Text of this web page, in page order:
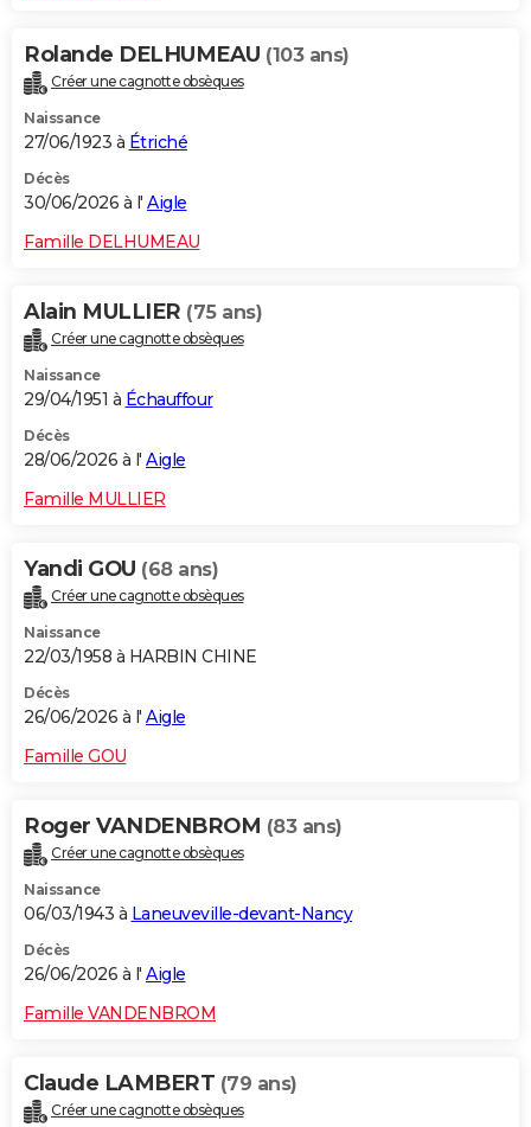
Rolande DELHUMEAU (103 ans)
Créer une cagnotte obsèques
Naissance
27/06/1923 à Étriché
Décès
30/06/2026 à l' Aigle
Famille DELHUMEAU
Alain MULLIER (75 ans)
Créer une cagnotte obsèques
Naissance
29/04/1951 à Échauffour
Décès
28/06/2026 à l' Aigle
Famille MULLIER
Yandi GOU (68 ans)
Créer une cagnotte obsèques
Naissance
22/03/1958 à HARBIN CHINE
Décès
26/06/2026 à l' Aigle
Famille GOU
Roger VANDENBROM (83 ans)
Créer une cagnotte obsèques
Naissance
06/03/1943 à Laneuveville-devant-Nancy
Décès
26/06/2026 à l' Aigle
Famille VANDENBROM
Claude LAMBERT (79 ans)
Créer une cagnotte obsèques